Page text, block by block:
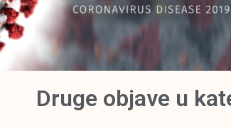
Druge objave u